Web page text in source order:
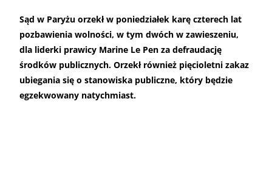
Sąd w Paryżu orzekł w poniedziałek karę czterech lat
pozbawienia wolności, w tym dwóch w zawieszeniu,
dla liderki prawicy Marine Le Pen za defraudację
środków publicznych. Orzekł również pięcioletni zakaz
ubiegania się o stanowiska publiczne, który będzie
egzekwowany natychmiast.